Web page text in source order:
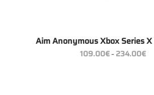
Aim Anonymous Xbox Series
109.00€– 234.00€